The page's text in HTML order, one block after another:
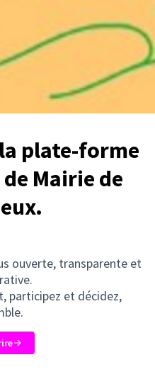
plate-forme
Mairie de
ouverte, transparente et
participez et décidez,